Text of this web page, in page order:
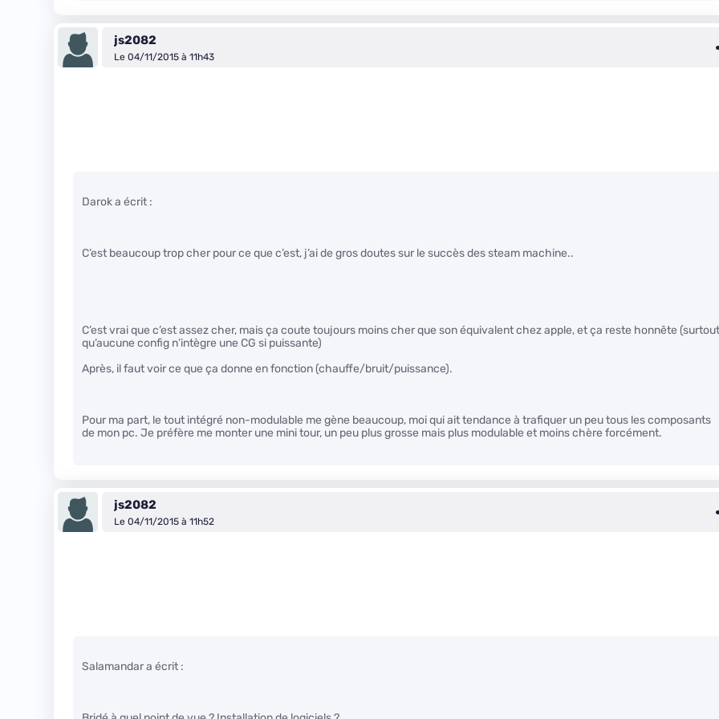
js2082
Le 04/11/2015 à 11h43
Darok a écrit :
C’est beaucoup trop cher pour ce que c’est, j’ai de gros doutes sur le succès des steam machine..
C’est vrai que c’est assez cher, mais ça coute toujours moins cher que son équivalent chez apple, et ça reste honnête (surtout
qu’aucune config n’intègre une CG si puissante)
Après, il faut voir ce que ça donne en fonction (chauffe/bruit/puissance).
Pour ma part, le tout intégré non-modulable me gène beaucoup, moi qui ait tendance à trafiquer un peu tous les composants
de mon pc. Je préfère me monter une mini tour, un peu plus grosse mais plus modulable et moins chère forcément.
js2082
Le 04/11/2015 à 11h52
Salamandar a écrit :